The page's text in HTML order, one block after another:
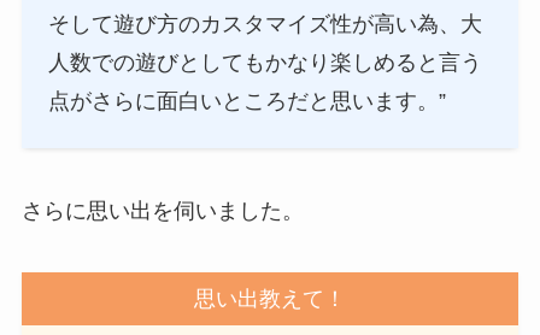
そして遊び方のカスタマイズ性が高い為、大
人数での遊びとしてもかなり楽しめると言う
点がさらに面白いところだと思います。”
さらに思い出を伺いました。
思い出教えて！